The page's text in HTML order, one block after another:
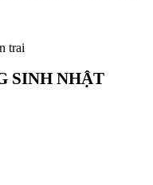
trai
SINH NHẬT